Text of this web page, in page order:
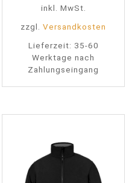
inkl. MwSt.
zzgl.Versandkosten
Lieferzeit: 35-60
Werktage nach
Zahlungseingang